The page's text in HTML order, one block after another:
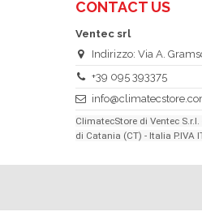
CONTACT US
Ventec srl
Indirizzo: Via A.
+39 095 393375
ClimatecStore di Ventec
di Catania (CT) - Italia P.IVA